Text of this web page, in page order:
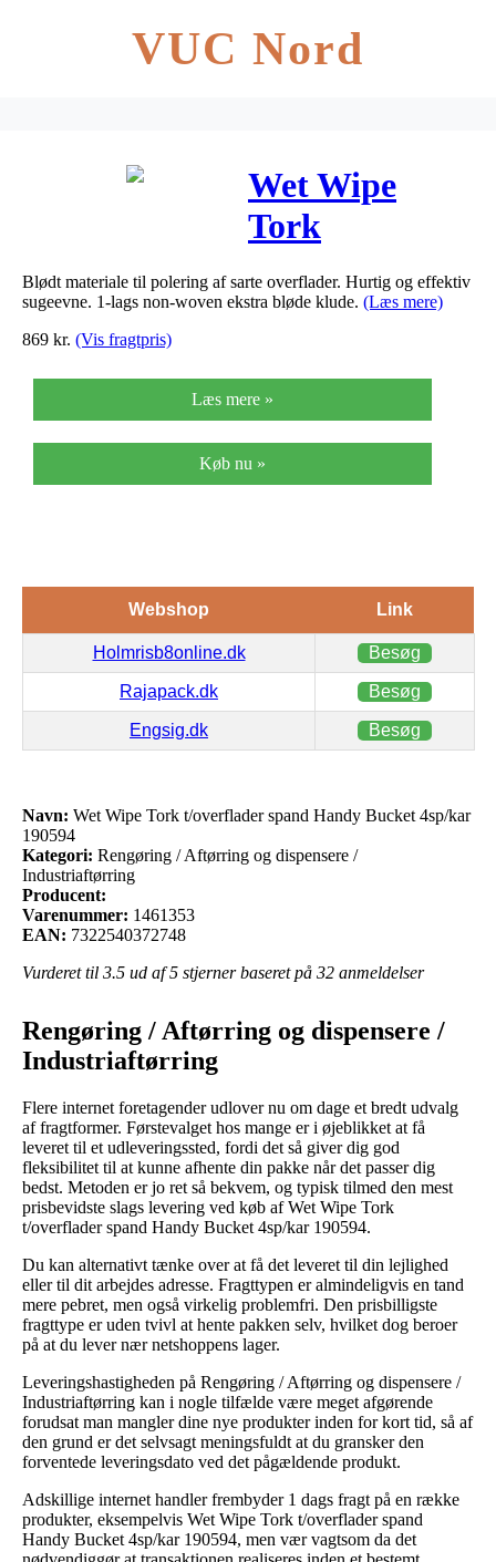
VUC Nord
Wet Wipe
Tork
t/overflader
spand Handy
4sp/kar
190594
Blødt materiale til polering af sarte overflader. Hurtig og effektiv
sugeevne. 1-lags non-woven ekstra bløde klude. (Læs mere)
869 kr. (Vis fragtpris)
Læs mere »
Køb nu »
Webshop Link
Holmrisb8online.dk Besøg
Rajapack.dk Besøg
Engsig.dk Besøg
Navn: Wet Wipe Tork t/overflader spand Handy Bucket 4sp/kar
190594
Kategori: Rengøring / Aftørring og dispensere /
Industriaftørring
Producent:
Varenummer: 1461353
EAN: 7322540372748
Vurderet til 3.5 ud af 5 stjerner baseret på 32 anmeldelser
Rengøring / Aftørring og dispensere /
Industriaftørring
Flere internet foretagender udlover nu om dage et bredt udvalg
af fragtformer. Førstevalget hos mange er i øjeblikket at få
leveret til et udleveringssted, fordi det så giver dig god
fleksibilitet til at kunne afhente din pakke når det passer dig
bedst. Metoden er jo ret så bekvem, og typisk tilmed den mest
prisbevidste slags levering ved køb af Wet Wipe Tork
t/overflader spand Handy Bucket 4sp/kar 190594.
Du kan alternativt tænke over at få det leveret til din lejlighed
eller til dit arbejdes adresse. Fragttypen er almindeligvis en tand
mere pebret, men også virkelig problemfri. Den prisbilligste
fragttype er uden tvivl at hente pakken selv, hvilket dog beroer
på at du lever nær netshoppens lager.
Leveringshastigheden på Rengøring / Aftørring og dispensere /
Industriaftørring kan i nogle tilfælde være meget afgørende
forudsat man mangler dine nye produkter inden for kort tid, så af
den grund er det selvsagt meningsfuldt at du gransker den
forventede leveringsdato ved det pågældende produkt.
Adskillige internet handler frembyder 1 dags fragt på en række
produkter, eksempelvis Wet Wipe Tork t/overflader spand
Handy Bucket 4sp/kar 190594, men vær vagtsom da det